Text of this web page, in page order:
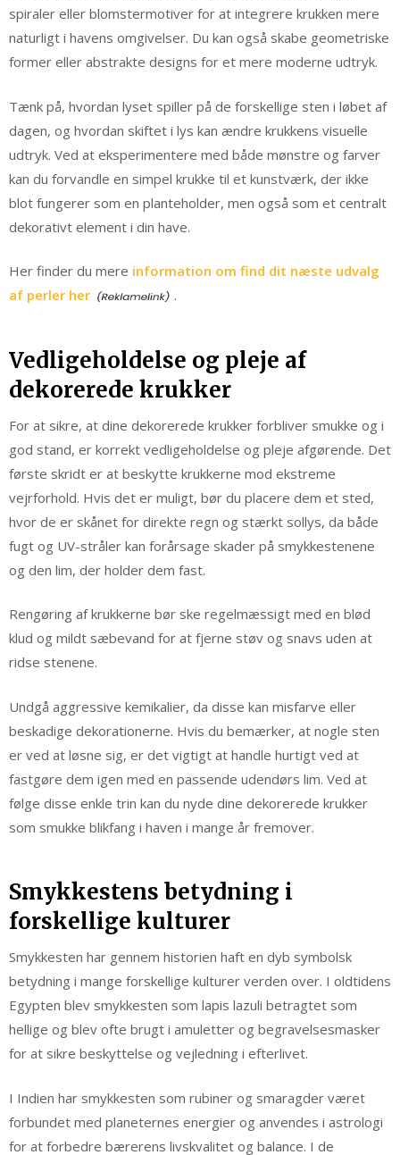
spiraler eller blomstermotiver for at integrere krukken mere
naturligt i havens omgivelser. Du kan også skabe geometriske
former eller abstrakte designs for et mere moderne udtryk.
Tænk på, hvordan lyset spiller på de forskellige sten i løbet af
dagen, og hvordan skiftet i lys kan ændre krukkens visuelle
udtryk. Ved at eksperimentere med både mønstre og farver
kan du forvandle en simpel krukke til et kunstværk, der ikke
blot fungerer som en planteholder, men også som et centralt
dekorativt element i din have.
Her finder du mere information om find dit næste udvalg
af perler her
.
Vedligeholdelse og pleje af
dekorerede krukker
For at sikre, at dine dekorerede krukker forbliver smukke og i
god stand, er korrekt vedligeholdelse og pleje afgørende. Det
første skridt er at beskytte krukkerne mod ekstreme
vejrforhold. Hvis det er muligt, bør du placere dem et sted,
hvor de er skånet for direkte regn og stærkt sollys, da både
fugt og UV-stråler kan forårsage skader på smykkestenene
og den lim, der holder dem fast.
Rengøring af krukkerne bør ske regelmæssigt med en blød
klud og mildt sæbevand for at fjerne støv og snavs uden at
ridse stenene.
Undgå aggressive kemikalier, da disse kan misfarve eller
beskadige dekorationerne. Hvis du bemærker, at nogle sten
er ved at løsne sig, er det vigtigt at handle hurtigt ved at
fastgøre dem igen med en passende udendørs lim. Ved at
følge disse enkle trin kan du nyde dine dekorerede krukker
som smukke blikfang i haven i mange år fremover.
Smykkestens betydning i
forskellige kulturer
Smykkesten har gennem historien haft en dyb symbolsk
betydning i mange forskellige kulturer verden over. I oldtidens
Egypten blev smykkesten som lapis lazuli betragtet som
hellige og blev ofte brugt i amuletter og begravelsesmasker
for at sikre beskyttelse og vejledning i efterlivet.
I Indien har smykkesten som rubiner og smaragder været
forbundet med planeternes energier og anvendes i astrologi
for at forbedre bærerens livskvalitet og balance. I de